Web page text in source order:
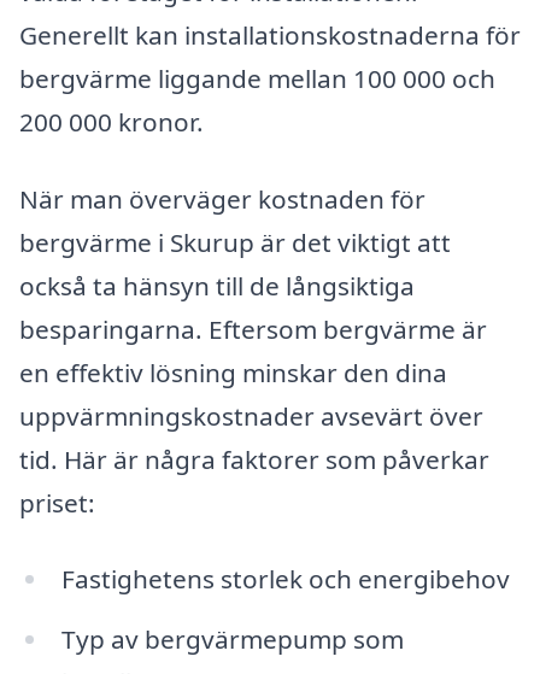
Generellt kan installationskostnaderna för
bergvärme liggande mellan 100 000 och
200 000 kronor.
När man överväger kostnaden för
bergvärme i Skurup är det viktigt att
också ta hänsyn till de långsiktiga
besparingarna. Eftersom bergvärme är
en effektiv lösning minskar den dina
uppvärmningskostnader avsevärt över
tid. Här är några faktorer som påverkar
priset:
Fastighetens storlek och energibehov
Typ av bergvärmepump som